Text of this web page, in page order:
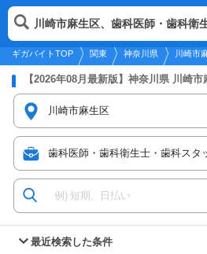
2026年8月7日更新
関東
ギガバイトTOP 関東 神奈川県 川崎市
川崎市麻生区、歯科医師・歯科衛
【2026年08月最新版】神奈川県 川崎市麻生区の歯科医師・歯科衛生士・歯科スタ
川崎市麻生区
歯科医師・歯科衛生士・歯科スタ
最近検索した条件